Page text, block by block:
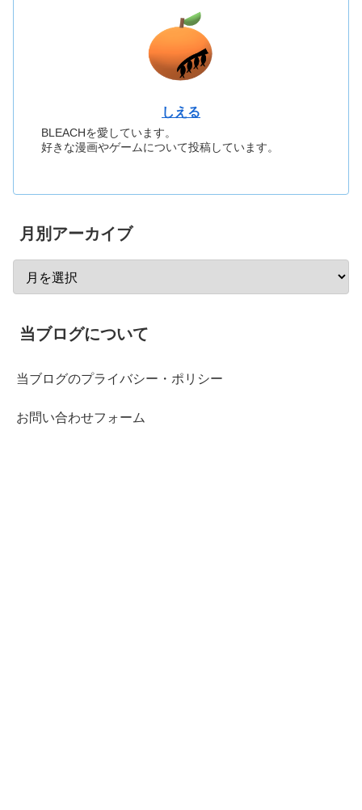
しえる
BLEACHを愛しています。
好きな漫画やゲームについて投稿しています。
月別アーカイブ
当ブログについて
当ブログのプライバシー・ポリシー
お問い合わせフォーム